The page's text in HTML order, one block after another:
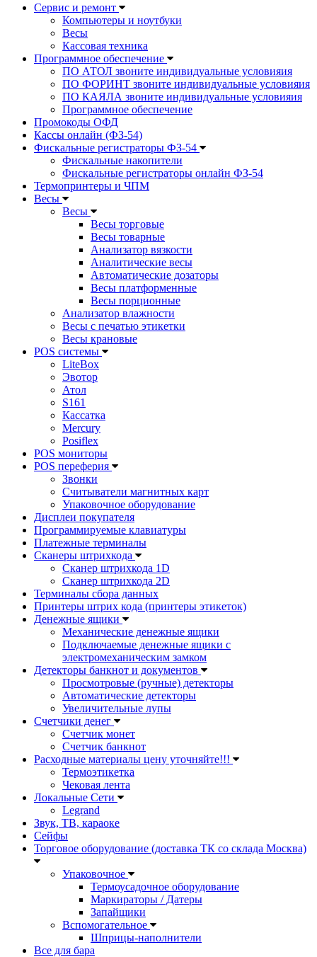
Сервис и ремонт
Компьютеры и ноутбуки
Весы
Кассовая техника
Программное обеспечение
ПО АТОЛ звоните индивидуальные условияия
ПО ФОРИНТ звоните индивидуальные условияия
ПО КАЯЛА звоните индивидуальные условияия
Программное обеспечение
Промокоды ОФД
Кассы онлайн (ФЗ-54)
Фискальные регистраторы ФЗ-54
Фискальные накопители
Фискальные регистраторы онлайн ФЗ-54
Термопринтеры и ЧПМ
Весы
Весы
Весы торговые
Весы товарные
Анализатор вязкости
Аналитические весы
Автоматические дозаторы
Весы платформенные
Весы порционные
Анализатор влажности
Весы с печатью этикетки
Весы крановые
POS системы
LiteBox
Эвотор
Атол
S161
Кассатка
Mercury
Posiflex
POS мониторы
POS переферия
Звонки
Считыватели магнитных карт
Упаковочное оборудование
Дисплеи покупателя
Программируемые клавиатуры
Платежные терминалы
Сканеры штрихкода
Сканер штрихкода 1D
Сканер штрихкода 2D
Терминалы сбора данных
Принтеры штрих кода (принтеры этикеток)
Денежные ящики
Механические денежные ящики
Подключаемые денежные ящики с
электромеханическим замком
Детекторы банкнот и документов
Просмотровые (ручные) детекторы
Автоматические детекторы
Увеличительные лупы
Счетчики денег
Счетчик монет
Счетчик банкнот
Расходные материалы цену уточняйте!!!
Термоэтикетка
Чековая лента
Локальные Сети
Legrand
Звук, ТВ, караоке
Сейфы
Торговое оборудование (доставка ТК со склада Москва)
Упаковочное
Термоусадочное оборудование
Маркираторы / Датеры
Запайщики
Вспомогательное
Шприцы-наполнители
Все для бара